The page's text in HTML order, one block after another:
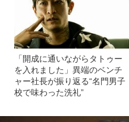
「開成に通いながらタトゥー
を入れました」異端のベンチ
ャー社長が振り返る“名門男子
校で味わった洗礼”